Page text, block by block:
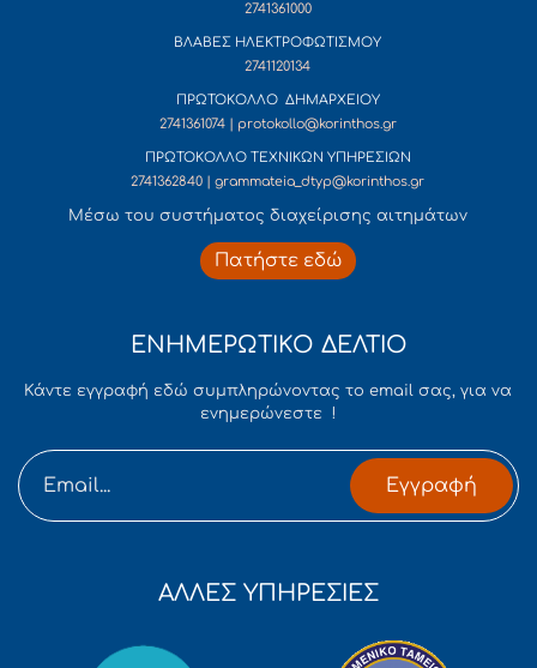
2741361000
ΒΛΑΒΕΣ ΗΛΕΚΤΡΟΦΩΤΙΣΜΟΥ
2741120134
ΠΡΩΤΟΚΟΛΛΟ ΔΗΜΑΡΧΕΙΟΥ
2741361074 | protokollo@korinthos.gr
ΠΡΩΤΟΚΟΛΛΟ ΤΕΧΝΙΚΩΝ ΥΠΗΡΕΣΙΩΝ
2741362840 | grammateia_dtyp@korinthos.gr
Mέσω του συστήματος διαχείρισης αιτημάτων
Πατήστε εδώ
ΕΝΗΜΕΡΩΤΙΚΟ ΔΕΛΤΙΟ
Κάντε εγγραφή εδώ συμπληρώνοντας το email σας, για να
ενημερώνεστε !
Εγγραφή
ΑΛΛΕΣ ΥΠΗΡΕΣΙΕΣ